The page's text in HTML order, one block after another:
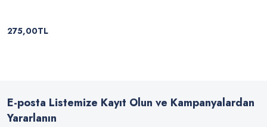
275,00TL
E-posta Listemize Kayıt Olun ve Kampanyalardan
Yararlanın